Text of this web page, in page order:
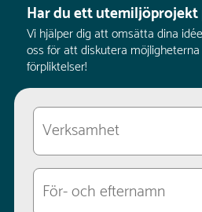
Har du ett utemiljöprojekt
Vi hjälper dig att omsätta dina
oss för att diskutera
förpliktelser!